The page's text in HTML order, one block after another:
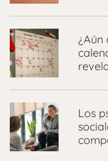
¿Aún
Los